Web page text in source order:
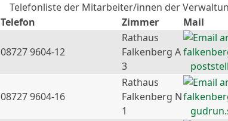
Telefonliste der Mitarbeiter/innen der
Telefon Zimmer
Mail
08727 9604-12
Rathaus
Falkenberg A
3
08727 9604-16
Rathaus
Falkenberg N
1